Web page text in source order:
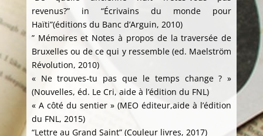
revenus?” in “Écrivains du monde pour
Haïti”(éditions du Banc d’Arguin, 2010)
” Mémoires et Notes à propos de la traversée de
Bruxelles ou de ce qui y ressemble (ed. Maelström
Révolution, 2010)
« Ne trouves-tu pas que le temps change ? »
(Nouvelles, éd. Le Cri, aide à l’édition du FNL)
« A côté du sentier » (MEO éditeur,aide à l’édition
du FNL, 2015)
“Lettre au Grand Saint” (Couleur livres, 2017)